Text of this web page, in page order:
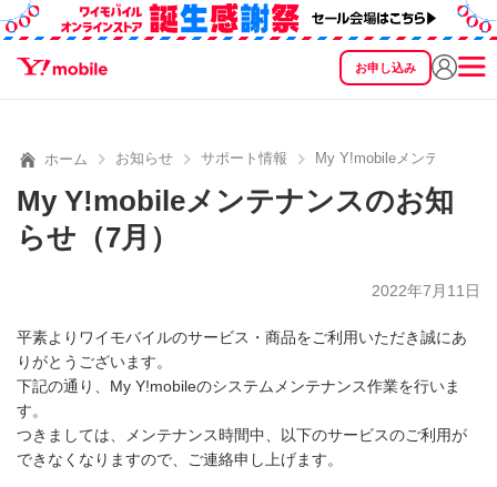
お申し込み
SEARCH
ホーム お知らせ サポート情報 My Y!mobileメンテナンス
My Y!mobileメンテナンスのお知
らせ（7月）
2022年7月11日
平素よりワイモバイルのサービス・商品をご利用いただき誠にあ
りがとうございます。
下記の通り、My Y!mobileのシステムメンテナンス作業を行いま
す。
つきましては、メンテナンス時間中、以下のサービスのご利用が
できなくなりますので、ご連絡申し上げます。